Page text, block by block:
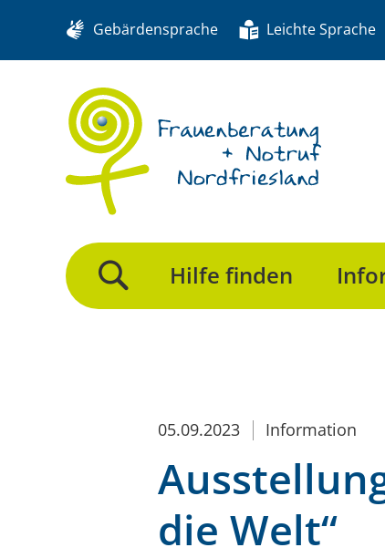
Gebärdensprache Leichte Sprache
Suche>
Hilfe finden
05.09.2023 Information
die Welt“